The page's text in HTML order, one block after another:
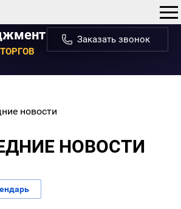
Заказать звонок
новости
НОВОСТИ